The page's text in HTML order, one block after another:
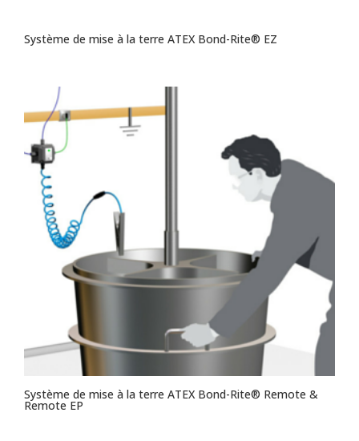
Système de mise à la terre ATEX Bond-Rite® EZ
Système de mise à la terre ATEX Bond-Rite® Remote &
Remote EP